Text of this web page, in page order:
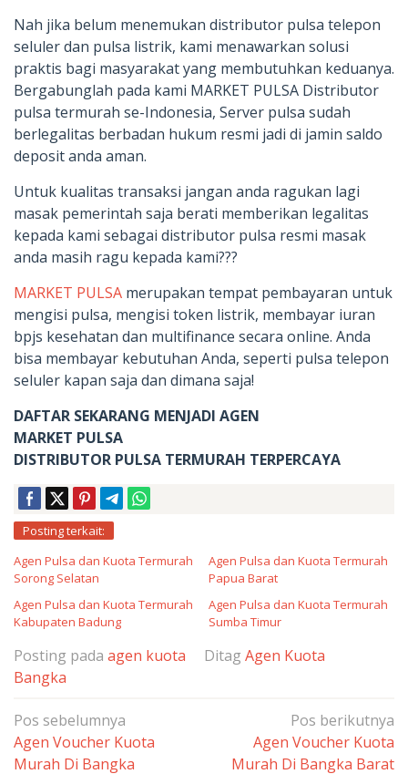
Nah jika belum menemukan distributor pulsa telepon
seluler dan pulsa listrik, kami menawarkan solusi
praktis bagi masyarakat yang membutuhkan keduanya.
Bergabunglah pada kami MARKET PULSA Distributor
pulsa termurah se-Indonesia, Server pulsa sudah
berlegalitas berbadan hukum resmi jadi di jamin saldo
deposit anda aman.
Untuk kualitas transaksi jangan anda ragukan lagi
masak pemerintah saja berati memberikan legalitas
kepada kami sebagai distributor pulsa resmi masak
anda masih ragu kepada kami???
MARKET PULSA merupakan tempat pembayaran untuk
mengisi pulsa, mengisi token listrik, membayar iuran
bpjs kesehatan dan multifinance secara online. Anda
bisa membayar kebutuhan Anda, seperti pulsa telepon
seluler kapan saja dan dimana saja!
DAFTAR SEKARANG MENJADI AGEN
MARKET PULSA
DISTRIBUTOR PULSA TERMURAH TERPERCAYA
Posting terkait:
Agen Pulsa dan Kuota Termurah
Sorong Selatan
Agen Pulsa dan Kuota Termurah
Papua Barat
Agen Pulsa dan Kuota Termurah
Kabupaten Badung
Agen Pulsa dan Kuota Termurah
Sumba Timur
Posting pada agen kuota Ditag Agen Kuota
Bangka
Navigasi
pos
Pos sebelumnya
Agen Voucher Kuota
Murah Di Bangka
Pos berikutnya
Agen Voucher Kuota
Murah Di Bangka Barat